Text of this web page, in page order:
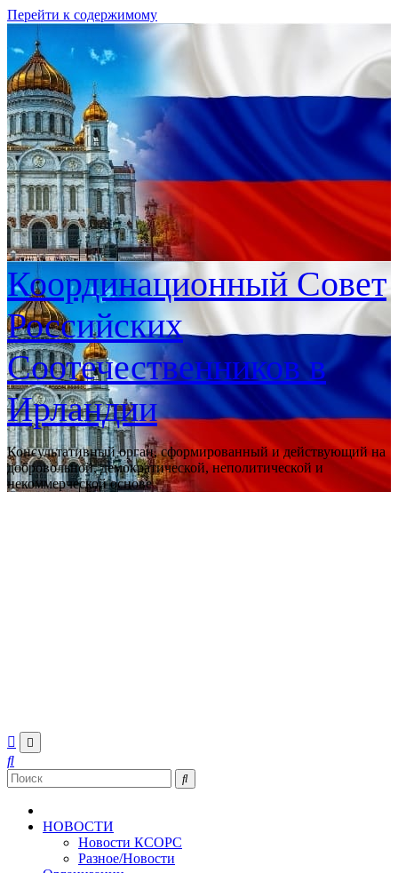
Перейти к содержимому
Координационный Совет
Российских
Соотечественников в
Ирландии
Консультативный орган, сформированный и действующий на
добровольной, демократической, неполитической и
некоммерческой основе
НОВОСТИ
Новости КСОРС
Разное/Новости